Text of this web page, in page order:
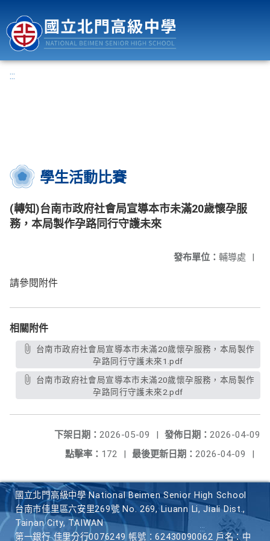
:::
學生活動比賽
(轉知)台南市政府社會局宣導本市未滿20歲懷孕服
務，本局製作孕路同行守護未來
發布單位： 輔導處 |
請參閱附件
相關附件
孕路同行守護未來1.pdf
孕路同行守護未來2.pdf
發佈日期： 2026-04-09
下架日期： 2026-05-09
|
最後更新日期： 2026-04-09 |
點擊率： 172 |
國立北門高級中學 National Beimen Senior High School
台南市佳里區六安里269號 No. 269, Liuann Li, Jiali Dist.,
Tainan City, TAIWAN
第一銀行 佳里分行0076249 帳號：62430090062 戶名：中